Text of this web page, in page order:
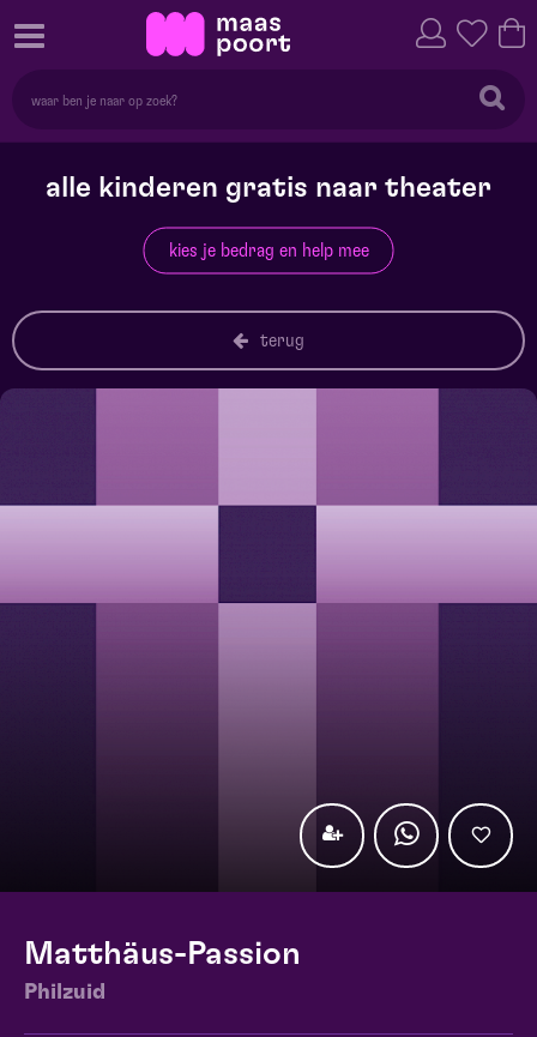
alle kinderen gratis naar theater
kies je bedrag en help mee
terug
Matthäus-Passion
Philzuid